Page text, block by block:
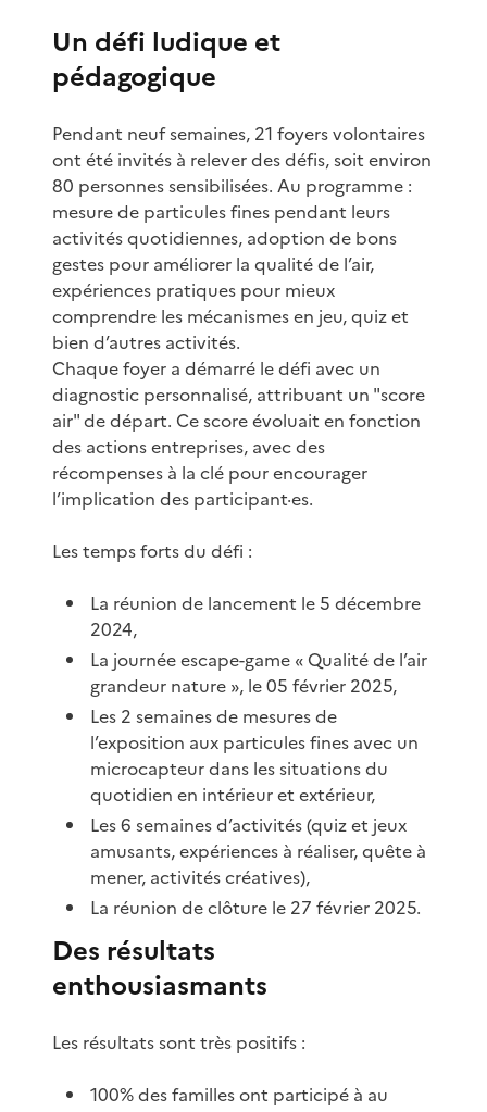
Un défi ludique et
pédagogique
Pendant neuf semaines, 21 foyers volontaires
ont été invités à relever des défis, soit environ
80 personnes sensibilisées. Au programme :
mesure de particules fines pendant leurs
activités quotidiennes, adoption de bons
gestes pour améliorer la qualité de l’air,
expériences pratiques pour mieux
comprendre les mécanismes en jeu, quiz et
bien d’autres activités.
Chaque foyer a démarré le défi avec un
diagnostic personnalisé, attribuant un "score
air" de départ. Ce score évoluait en fonction
des actions entreprises, avec des
récompenses à la clé pour encourager
l’implication des participant·es.
Les temps forts du défi :
La réunion de lancement le 5 décembre
2024,
La journée escape-game « Qualité de l’air
grandeur nature », le 05 février 2025,
Les 2 semaines de mesures de
l’exposition aux particules fines avec un
microcapteur dans les situations du
quotidien en intérieur et extérieur,
Les 6 semaines d’activités (quiz et jeux
amusants, expériences à réaliser, quête à
mener, activités créatives),
La réunion de clôture le 27 février 2025.
Des résultats
enthousiasmants
Les résultats sont très positifs :
100% des familles ont participé à au